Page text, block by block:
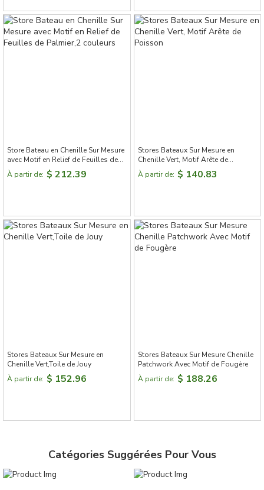
Store Bateau en Chenille Sur Mesure
avec Motif en Relief de Feuilles de
Palmier,2 couleurs
À partir de: $ 212.39
Stores Bateaux Sur Mesure en
Chenille Vert, Motif Arête de
Poisson
À partir de: $ 140.83
Stores Bateaux Sur Mesure en
Chenille Vert,Toile de Jouy
À partir de: $ 152.96
Stores Bateaux Sur Mesure Chenille
Patchwork Avec Motif de Fougère
À partir de: $ 188.26
Catégories Suggérées Pour Vous